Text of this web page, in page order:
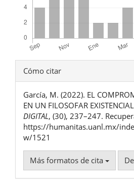
Detalles
del
artículo
Cómo citar
García, M. (2022). EL
EN UN FILOSOFAR
DIGITAL, (30), 237–247.
https://humanitas.uanl.mx/
w/1521
Más formatos de cita